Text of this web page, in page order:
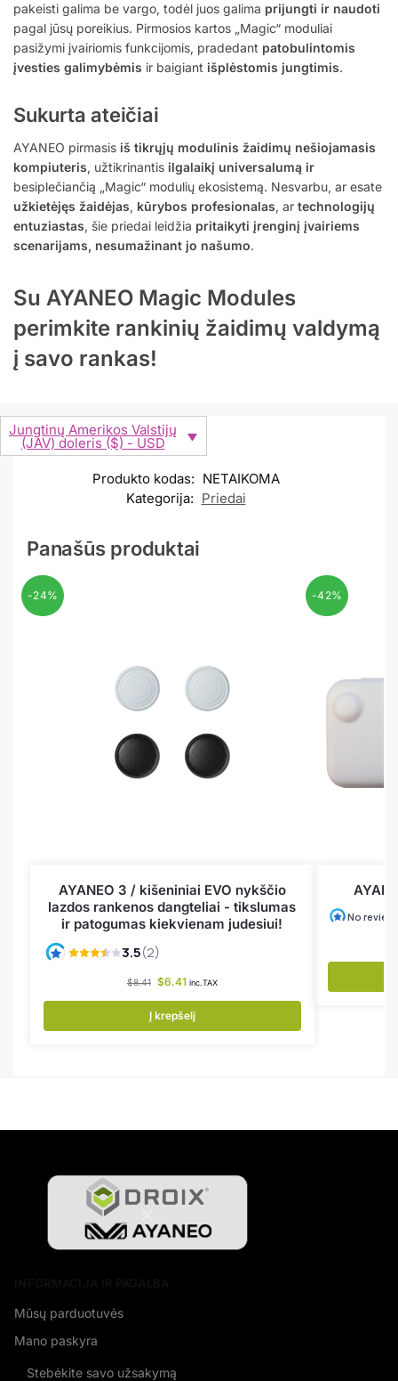
pakeisti galima be vargo, todėl juos galima prijungti ir naudoti
pagal jūsų poreikius. Pirmosios kartos „Magic“ moduliai
pasižymi įvairiomis funkcijomis, pradedant patobulintomis
įvesties galimybėmis ir baigiant išplėstomis jungtimis.
Sukurta ateičiai
AYANEO pirmasis iš tikrųjų modulinis žaidimų nešiojamasis
kompiuteris, užtikrinantis ilgalaikį universalumą ir
besiplečiančią „Magic“ modulių ekosistemą. Nesvarbu, ar esate
užkietėjęs žaidėjas, kūrybos profesionalas, ar technologijų
entuziastas, šie priedai leidžia pritaikyti įrenginį įvairiems
scenarijams, nesumažinant jo našumo.
Su AYANEO Magic Modules
perimkite rankinių žaidimų valdymą
į savo rankas!
Jungtinų Amerikos Valstijų
(JAV) doleris ($) - USD
Produkto kodas: NETAIKOMA
Kategorija: Priedai
Panašūs produktai
-24%
AYANEO 3 / kišeniniai EVO nykščio
lazdos rankenos dangteliai - tikslumas
ir patogumas kiekvienam judesiui!
$8.41 $6.41 inc.TAX
Į krepšelį
-42%
Mūsų parduotuvės
Mano paskyra
Stebėkite savo užsakymą